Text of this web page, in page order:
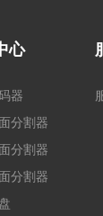
心
器
分割器
分割器
分割器